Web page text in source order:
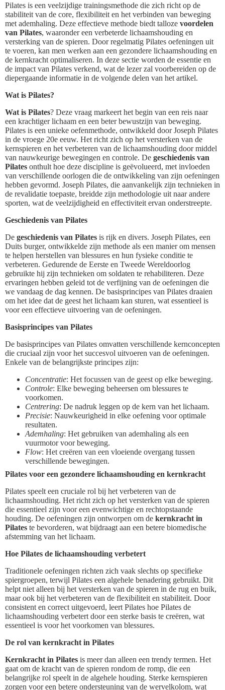
Pilates is een veelzijdige trainingsmethode die zich richt op de
stabiliteit van de core, flexibiliteit en het verbinden van beweging
met ademhaling. Deze effectieve methode biedt talloze voordelen
van Pilates, waaronder een verbeterde lichaamshouding en
versterking van de spieren. Door regelmatig Pilates oefeningen uit
te voeren, kan men werken aan een gezondere lichaamshouding en
de kernkracht optimaliseren. In deze sectie worden de essentie en
de impact van Pilates verkend, wat de lezer zal voorbereiden op de
diepergaande informatie in de volgende delen van het artikel.
Wat is Pilates?
Wat is Pilates? Deze vraag markeert het begin van een reis naar
een krachtiger lichaam en een beter bewustzijn van beweging.
Pilates is een unieke oefenmethode, ontwikkeld door Joseph Pilates
in de vroege 20e eeuw. Het richt zich op het versterken van de
kernspieren en het verbeteren van de lichaamshouding door middel
van nauwkeurige bewegingen en controle. De geschiedenis van
Pilates onthult hoe deze discipline is geëvolueerd, met invloeden
van verschillende oorlogen die de ontwikkeling van zijn oefeningen
hebben gevormd. Joseph Pilates, die aanvankelijk zijn technieken in
de revalidatie toepaste, breidde zijn methodologie uit naar andere
sporten, wat de veelzijdigheid en effectiviteit ervan onderstreepte.
Geschiedenis van Pilates
De geschiedenis van Pilates is rijk en divers. Joseph Pilates, een
Duits burger, ontwikkelde zijn methode als een manier om mensen
te helpen herstellen van blessures en hun fysieke conditie te
verbeteren. Gedurende de Eerste en Tweede Wereldoorlog
gebruikte hij zijn technieken om soldaten te rehabiliteren. Deze
ervaringen hebben geleid tot de verfijning van de oefeningen die
we vandaag de dag kennen. De basisprincipes van Pilates draaien
om het idee dat de geest het lichaam kan sturen, wat essentieel is
voor een effectieve uitvoering van de oefeningen.
Basisprincipes van Pilates
De basisprincipes van Pilates omvatten verschillende kernconcepten
die cruciaal zijn voor het succesvol uitvoeren van de oefeningen.
Enkele van de belangrijkste principes zijn:
Concentratie: Het focussen van de geest op elke beweging.
Controle: Elke beweging beheersen om blessures te
voorkomen.
Centrering: De nadruk leggen op de kern van het lichaam.
Precisie: Nauwkeurigheid in elke oefening voor optimale
resultaten.
Ademhaling: Het gebruiken van ademhaling als een
vuurmotor voor beweging.
Flow: Het creëren van een vloeiende overgang tussen
verschillende bewegingen.
Pilates voor een gezondere lichaamshouding en kernkracht
Pilates speelt een cruciale rol bij het verbeteren van de
lichaamshouding. Het richt zich op het versterken van de spieren
die essentieel zijn voor een evenwichtige en rechtopstaande
houding. De oefeningen zijn ontworpen om de kernkracht in
Pilates te bevorderen, wat bijdraagt aan een betere biomedische
afstemming van het lichaam.
Hoe Pilates de lichaamshouding verbetert
Traditionele oefeningen richten zich vaak slechts op specifieke
spiergroepen, terwijl Pilates een algehele benadering gebruikt. Dit
helpt niet alleen bij het versterken van de spieren in de rug en buik,
maar ook bij het verbeteren van de flexibiliteit en stabiliteit. Door
consistent en correct uitgevoerd, leert Pilates hoe Pilates de
lichaamshouding verbetert door een sterke basis te creëren, wat
essentieel is voor het voorkomen van blessures.
De rol van kernkracht in Pilates
Kernkracht in Pilates is meer dan alleen een trendy termen. Het
gaat om de kracht van de spieren rondom de romp, die een
belangrijke rol speelt in de algehele houding. Sterke kernspieren
zorgen voor een betere ondersteuning van de wervelkolom, wat